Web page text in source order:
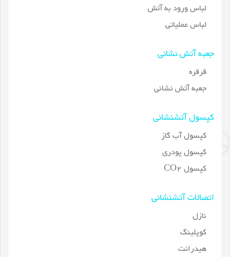
لباس ورود به آتش
لباس عملیاتی
جعبه آتش نشانی
قرقره
جعبه آتش نشانی
کپسول آتشنشانی
کپسول آب گاز
کپسول پودری
کپسول CO2
اتصالات آتشنشانی
نازل
کوپلینگ
هیدرانت